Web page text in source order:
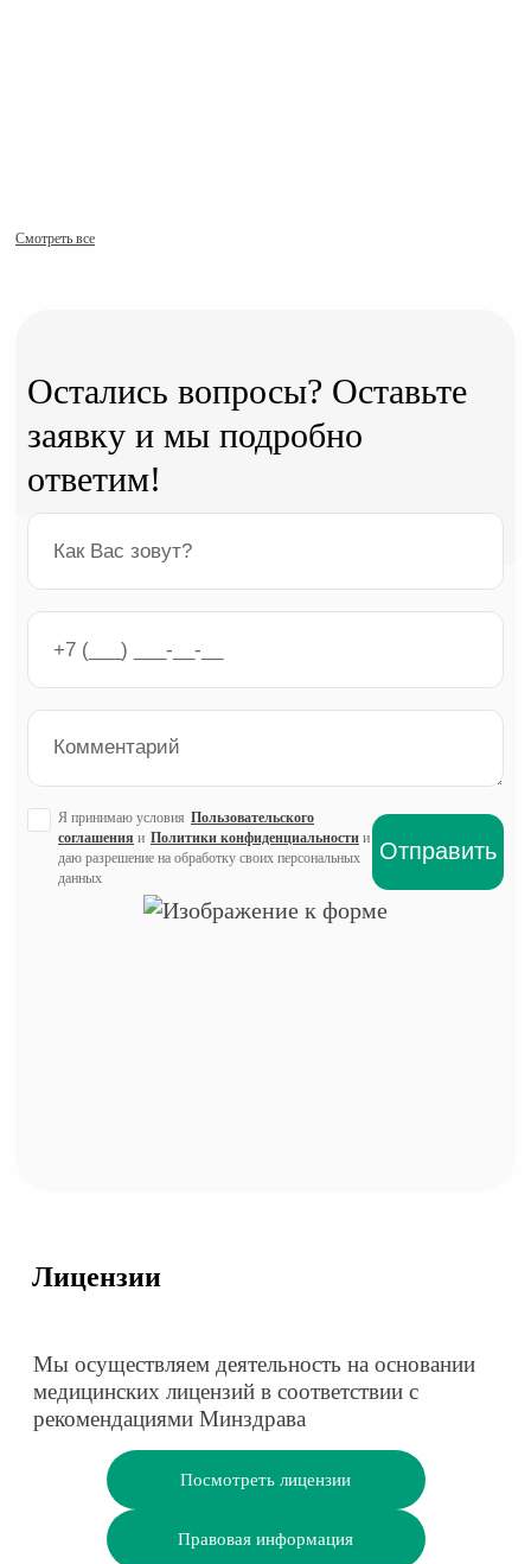
Смотреть все
Остались вопросы? Оставьте
заявку и мы подробно
ответим!
Я принимаю условия Пользовательского
соглашения и Политики конфиденциальности и
даю разрешение на обработку своих персональных
данных
Лицензии
Мы осуществляем деятельность на основании
медицинских лицензий в соответствии с
рекомендациями Минздрава
Посмотреть лицензии
Правовая информация